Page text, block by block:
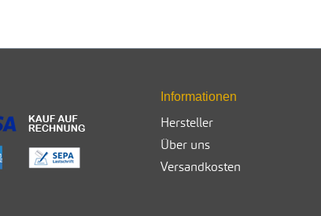
Informationen
Hersteller
Über uns
Versandkosten